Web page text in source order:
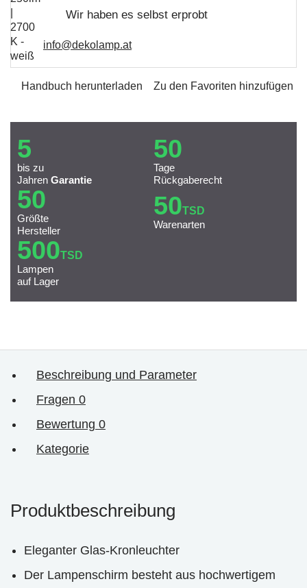
Wir haben es selbst erprobt
info@dekolamp.at
Handbuch herunterladen Zu den Favoriten hinzufügen
5
bis zu
Jahren Garantie
50
Tage
Rückgaberecht
50
Größte
Hersteller
50TSD
Warenarten
500TSD
Lampen
auf Lager
Beschreibung und Parameter
Fragen 0
Bewertung 0
Kategorie
Produktbeschreibung
Eleganter Glas-Kronleuchter
Der Lampenschirm besteht aus hochwertigem